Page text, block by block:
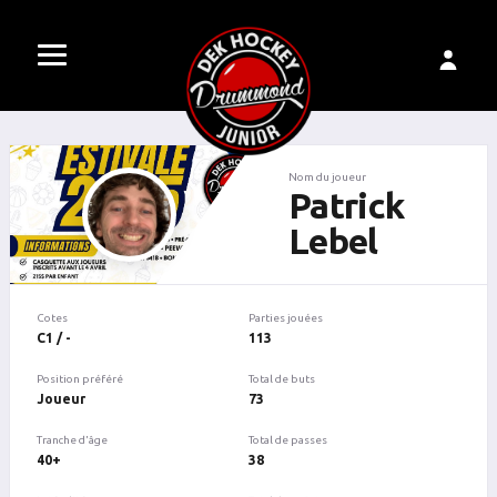
Nom du joueur
Patrick
Lebel
Cotes
C1 / -
Position préféré
Joueur
Tranche d'âge
40+
Parties jouées
113
Total de buts
73
Total de passes
38